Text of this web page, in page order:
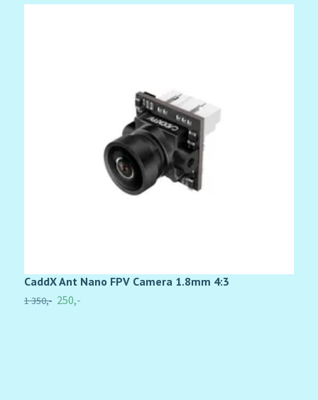
CaddX Ant Nano FPV Camera 1.8mm 4:3
1 350,- 250,-